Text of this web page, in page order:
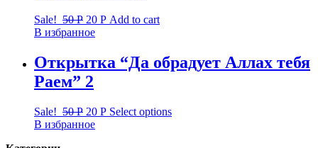
Sale! 50Р 20 Р Add to cart
В избранное
Открытка “Да обрадует Аллах тебя
Раем” 2
Sale! 50Р 20 Р Select options
В избранное